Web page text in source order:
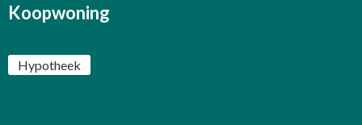
Koopwoning
Hypotheek